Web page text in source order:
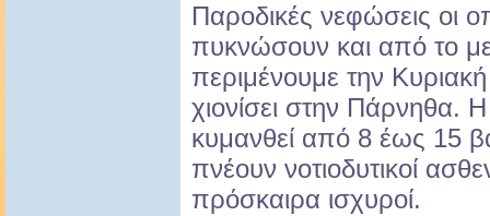
Παροδικές νεφώσεις οι
πυκνώσουν και από το
περιμένουμε την
χιονίσει στην Πάρνηθα.
κυμανθεί από 8 έως 15
πνέουν νοτιοδυτικοί
πρόσκαιρα ισχυροί.